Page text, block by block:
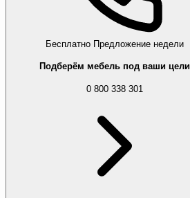
Бесплатно Предложение недели
Подберём мебель под ваши цели
0 800 338 301